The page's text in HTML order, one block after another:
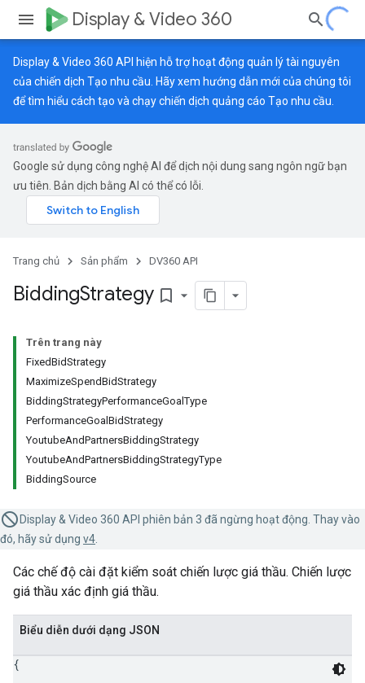
Display & Video 360
Display & Video 360 API hiện hỗ trợ hoạt động quản lý tài nguyên
của chiến dịch Tạo nhu cầu. Hãy xem hướng dẫn mới của chúng tôi
để tìm hiểu cách tạo và chạy chiến dịch quảng cáo Tạo nhu cầu.
Google sử dụng công nghệ AI để dịch nội dung sang ngôn ngữ bạn
ưu tiên. Bản dịch bằng AI có thể có lỗi.
Trang chủ Sản phẩm DV360 API
BiddingStrategy bookmark_border
Trên trang này
FixedBidStrategy
MaximizeSpendBidStrategy
BiddingStrategyPerformanceGoalType
PerformanceGoalBidStrategy
YoutubeAndPartnersBiddingStrategy
YoutubeAndPartnersBiddingStrategyType
BiddingSource
Display & Video 360 API phiên bản 3 đã ngừng hoạt động. Thay vào
đó, hãy sử dụng v4
Các chế độ cài đặt kiểm soát chiến lược giá thầu. Chiến lược
giá thầu xác định giá thầu.
Biểu diễn dưới dạng JSON
{